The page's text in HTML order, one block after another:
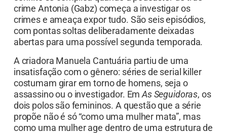
crime Antonia (Gabz) começa a investigar os
crimes e ameaça expor tudo. São seis episódios,
com pontas soltas deliberadamente deixadas
abertas para uma possível segunda temporada.
A criadora Manuela Cantuária partiu de uma
insatisfação com o gênero: séries de serial killer
costumam girar em torno de homens, seja o
assassino ou o investigador. EmAs Seguidoras, os
dois polos são femininos. A questão que a série
propõe não é só “como uma mulher mata”, mas
como uma mulher age dentro de uma estrutura de